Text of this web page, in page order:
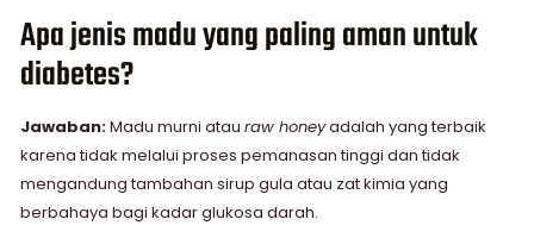
Apa jenis madu yang paling aman untuk
diabetes?
Jawaban:Madu murni atau raw honeyadalah yang terbaik
karena tidak melalui proses pemanasan tinggi dan tidak
mengandung tambahan sirup gula atau zat kimia yang
berbahaya bagi kadar glukosa darah.